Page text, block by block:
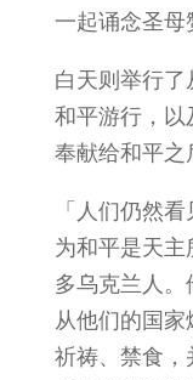
一起诵念圣母
白天则举行
和平游行，以
奉献给和平之
「人们仍然
为和平是天
多乌克兰人。
从他们的国
祈祷、禁食，